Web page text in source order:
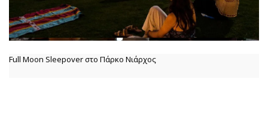
Full Moon Sleepover στο Πάρκο Νιάρχος